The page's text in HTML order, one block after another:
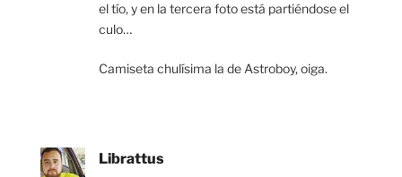
el tío, y en la tercera foto está partiéndose el
culo…
Camiseta chulísima la de Astroboy, oiga.
Librattus